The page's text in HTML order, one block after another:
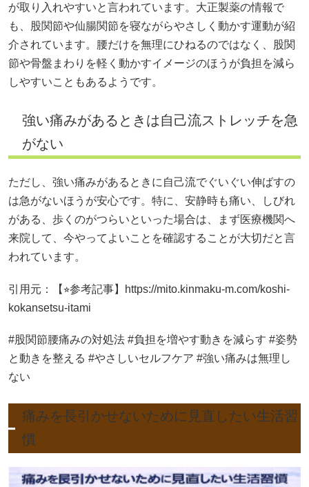
が取り入れやすいと言われています。大正製薬の情報で
も、股関節や仙腸関節を寝ながらやさしく動かす運動が紹
介されています。腰だけを無理にひねるのではなく、股関
節や骨盤まわりを軽く動かすイメージのほうが負担を減ら
しやすいこともあるようです。
強い痛みがあるときは自己流ストレッチを急
がない
ただし、強い痛みがあるときに自己流でぐいぐい伸ばすの
は急がないほうが安心です。特に、安静時も痛い、しびれ
がある、歩くのがつらいといった場合は、まず医療機関へ
来院して、今やってよいことを確認することが大切だと言
われています。
引用元：【⭐︎参考記事】https://mito.kinmaku-m.com/koshi-
kokansetsu-itami
#股関節腰痛みの対処法 #負担を増やす動きを減らす #姿勢
と動きを整える #やさしいセルフケア #強い痛みは無理し
ない
痛みを長引かせないために見直したい生活習
慣